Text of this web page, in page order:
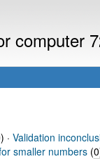
computer
· Validation
smaller numbers